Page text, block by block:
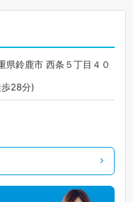
県鈴鹿市 西条５丁目４０
28分)